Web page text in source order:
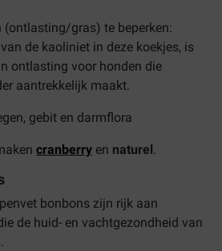
gras) te beperken:
de kaoliniet in deze koekjes, is
ontlasting voor honden die
aantrekkelijk maakt.
gebit en darmflora
cranberry en naturel .
bonbons zijn rijk aan
de huid- en vachtgezondheid van